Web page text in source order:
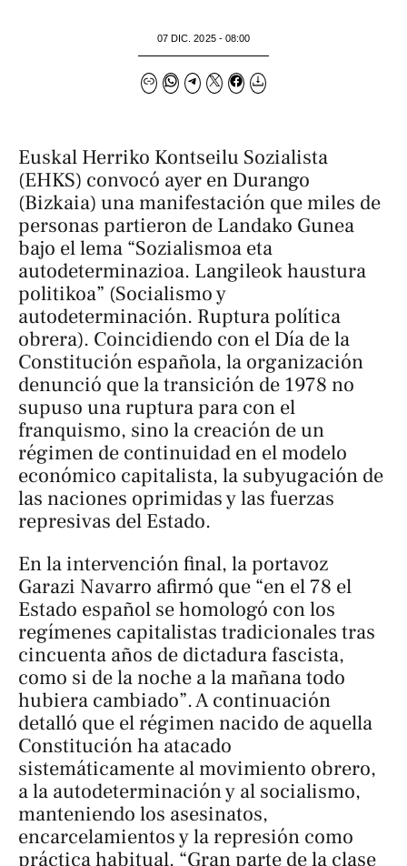
07 DIC. 2025 - 08:00
Euskal Herriko Kontseilu Sozialista
(EHKS) convocó ayer en Durango
(Bizkaia) una manifestación que miles de
personas partieron de Landako Gunea
bajo el lema “Sozialismoa eta
autodeterminazioa. Langileok haustura
politikoa” (Socialismo y
autodeterminación. Ruptura política
obrera). Coincidiendo con el Día de la
Constitución española, la organización
denunció que la transición de 1978 no
supuso una ruptura para con el
franquismo, sino la creación de un
régimen de continuidad en el modelo
económico capitalista, la subyugación de
las naciones oprimidas y las fuerzas
represivas del Estado.
En la intervención final, la portavoz
Garazi Navarro afirmó que “en el 78 el
Estado español se homologó con los
regímenes capitalistas tradicionales tras
cincuenta años de dictadura fascista,
como si de la noche a la mañana todo
hubiera cambiado”. A continuación
detalló que el régimen nacido de aquella
Constitución ha atacado
sistemáticamente al movimiento obrero,
a la autodeterminación y al socialismo,
manteniendo los asesinatos,
encarcelamientos y la represión como
práctica habitual. “Gran parte de la clase